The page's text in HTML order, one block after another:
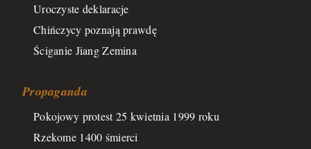
Uroczyste deklaracje
Chińczycy poznają prawdę
Ściganie Jiang Zemina
Propaganda
Pokojowy protest 25 kwietnia 1999 roku
Rzekome 1400 śmierci